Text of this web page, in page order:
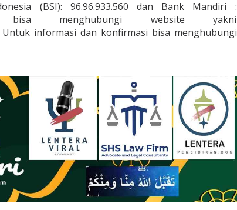
(BSI): 96.96.933.560 dan Bank Mandiri :
bisa menghubungi website yakni
Untuk informasi dan konfirmasi bisa menghubungi